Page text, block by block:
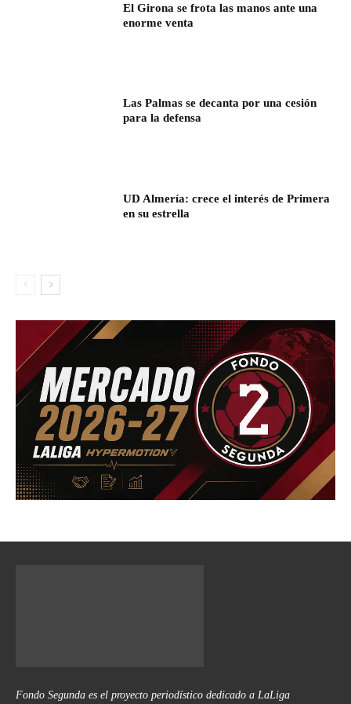
El Girona se frota las manos ante una
enorme venta
Las Palmas se decanta por una cesión
para la defensa
UD Almería: crece el interés de Primera
en su estrella
Fondo Segunda es el proyecto periodístico dedicado a LaLiga